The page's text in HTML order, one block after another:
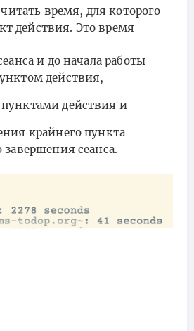
время, для которого
действия. Это время
и до начала работы
действия,
действия и
крайнего пункта
завершения сеанса.